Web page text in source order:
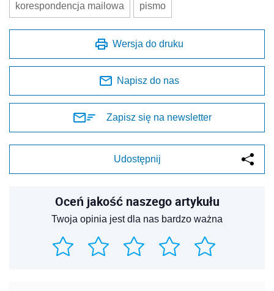
korespondencja mailowa pismo
Wersja do druku
Napisz do nas
Zapisz się na newsletter
Udostępnij
Oceń jakość naszego artykułu
Twoja opinia jest dla nas bardzo ważna